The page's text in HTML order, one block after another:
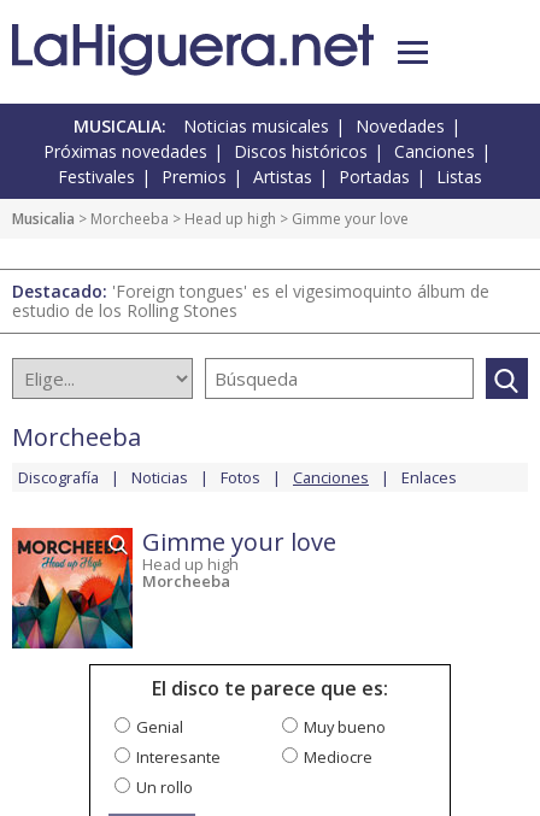
MUSICALIA: Noticias musicales
Novedades
Próximas novedades
Discos históricos
Canciones
Festivales
Premios Artistas Portadas Listas
Musicalia > Morcheeba > Head up high > Gimme your love
Destacado: 'Foreign tongues' es el vigesimoquinto álbum de
estudio de los Rolling Stones
Morcheeba
Discografía Noticias Fotos Canciones Enlaces
Gimme your love
Head up high
Morcheeba
El disco te parece que es:
Genial
Muy bueno
Interesante
Mediocre
Un rollo